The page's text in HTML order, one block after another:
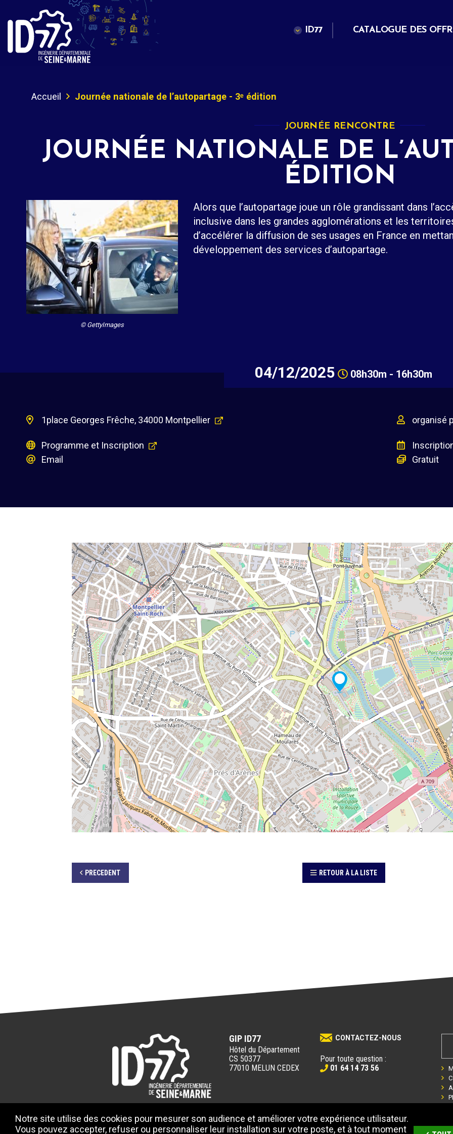
ID77 CATALOGUE DES
Accueil Journée nationale de l’autopartage - 3ᵉ édition
JOURNÉE RENCONTRE
JOURNÉE NATIONALE DE
ÉDITION
© GettyImages
Alors que l’autopartage joue un rôle grandissant dans
inclusive dans les grandes agglomérations et les
d’accélérer la diffusion de ses usages en France en
développement des services d’autopartage.
04/12/2025 08h30m - 16h30m
1place Georges Frêche, 34000 Montpellier
Programme et Inscription
Email
organisé
Gratuit
PRECEDENT RETOUR À LA LISTE
GIP ID77
Hôtel du Département
CS 50377
77010 MELUN CEDEX
CONTACTEZ-NOUS
Pour toute question :
01 64 14 73 56
Notre site utilise des cookies pour mesurer son audience et améliorer votre expérience utilisateur.
Vous pouvez accepter, refuser ou personnaliser leur installation sur votre poste, et à tout moment